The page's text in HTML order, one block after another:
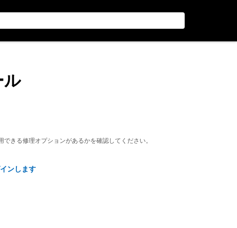
ル
きる修理オプションがあるかを確認してください。
ンします